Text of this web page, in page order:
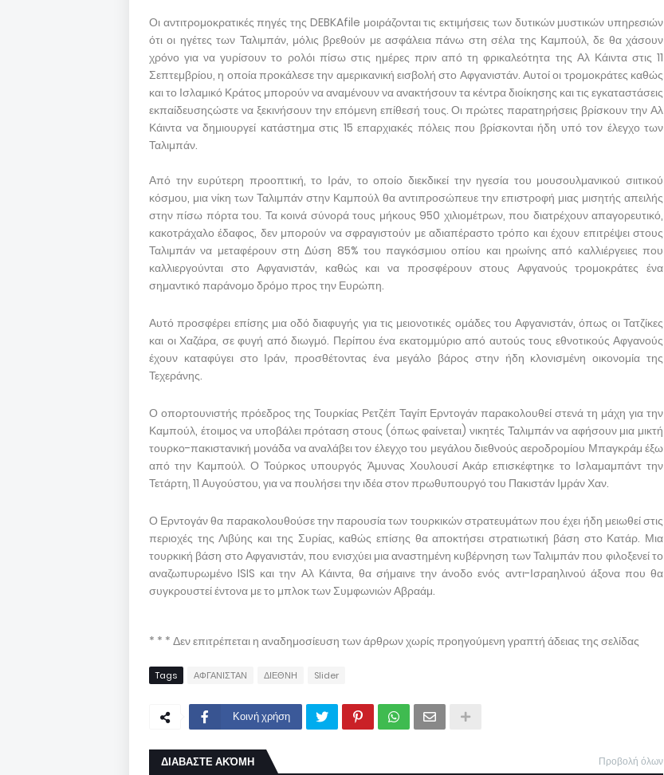
Οι αντιτρομοκρατικές πηγές της DEBKAfile μοιράζονται τις εκτιμήσεις των δυτικών μυστικών υπηρεσιών
ότι οι ηγέτες των Ταλιμπάν, μόλις βρεθούν με ασφάλεια πάνω στη σέλα της Καμπούλ, δε θα χάσουν
χρόνο για να γυρίσουν το ρολόι πίσω στις ημέρες πριν από τη φρικαλεότητα της Αλ Κάιντα στις 11
Σεπτεμβρίου, η οποία προκάλεσε την αμερικανική εισβολή στο Αφγανιστάν. Αυτοί οι τρομοκράτες καθώς
και το Ισλαμικό Κράτος μπορούν να αναμένουν να ανακτήσουν τα κέντρα διοίκησης και τις εγκαταστάσεις
εκπαίδευσηςώστε να ξεκινήσουν την επόμενη επίθεσή τους. Οι πρώτες παρατηρήσεις βρίσκουν την Αλ
Κάιντα να δημιουργεί κατάστημα στις 15 επαρχιακές πόλεις που βρίσκονται ήδη υπό τον έλεγχο των
Ταλιμπάν.
Από την ευρύτερη προοπτική, το Ιράν, το οποίο διεκδικεί την ηγεσία του μουσουλμανικού σιιτικού
κόσμου, μια νίκη των Ταλιμπάν στην Καμπούλ θα αντιπροσώπευε την επιστροφή μιας μισητής απειλής
στην πίσω πόρτα του. Τα κοινά σύνορά τους μήκους 950 χιλιομέτρων, που διατρέχουν απαγορευτικό,
κακοτράχαλο έδαφος, δεν μπορούν να σφραγιστούν με αδιαπέραστο τρόπο και έχουν επιτρέψει στους
Ταλιμπάν να μεταφέρουν στη Δύση 85% του παγκόσμιου οπίου και ηρωίνης από καλλιέργειες που
καλλιεργούνται στο Αφγανιστάν, καθώς και να προσφέρουν στους Αφγανούς τρομοκράτες ένα
σημαντικό παράνομο δρόμο προς την Ευρώπη.
Αυτό προσφέρει επίσης μια οδό διαφυγής για τις μειονοτικές ομάδες του Αφγανιστάν, όπως οι Τατζίκες
και οι Χαζάρα, σε φυγή από διωγμό. Περίπου ένα εκατομμύριο από αυτούς τους εθνοτικούς Αφγανούς
έχουν καταφύγει στο Ιράν, προσθέτοντας ένα μεγάλο βάρος στην ήδη κλονισμένη οικονομία της
Τεχεράνης.
Ο οπορτουνιστής πρόεδρος της Τουρκίας Ρετζέπ Ταγίπ Ερντογάν παρακολουθεί στενά τη μάχη για την
Καμπούλ, έτοιμος να υποβάλει πρόταση στους (όπως φαίνεται) νικητές Ταλιμπάν να αφήσουν μια μικτή
τουρκο-πακιστανική μονάδα να αναλάβει τον έλεγχο του μεγάλου διεθνούς αεροδρομίου Μπαγκράμ έξω
από την Καμπούλ. Ο Τούρκος υπουργός Άμυνας Χουλουσί Ακάρ επισκέφτηκε το Ισλαμαμπάντ την
Τετάρτη, 11 Αυγούστου, για να πουλήσει την ιδέα στον πρωθυπουργό του Πακιστάν Ιμράν Χαν.
Ο Ερντογάν θα παρακολουθούσε την παρουσία των τουρκικών στρατευμάτων που έχει ήδη μειωθεί στις
περιοχές της Λιβύης και της Συρίας, καθώς επίσης θα αποκτήσει στρατιωτική βάση στο Κατάρ. Μια
τουρκική βάση στο Αφγανιστάν, που ενισχύει μια αναστημένη κυβέρνηση των Ταλιμπάν που φιλοξενεί το
αναζωπυρωμένο ISIS και την Αλ Κάιντα, θα σήμαινε την άνοδο ενός αντι-Ισραηλινού άξονα που θα
συγκρουστεί έντονα με το μπλοκ των Συμφωνιών Αβραάμ.
* * * Δεν επιτρέπεται η αναδημοσίευση των άρθρων χωρίς προηγούμενη γραπτή άδειας της σελίδας
Tags ΑΦΓΑΝΙΣΤΑΝ ΔΙΕΘΝΗ Slider
Κοινή χρήση
ΔΙΑΒΑΣΤΕ ΑΚΌΜΗ Προβολή όλων